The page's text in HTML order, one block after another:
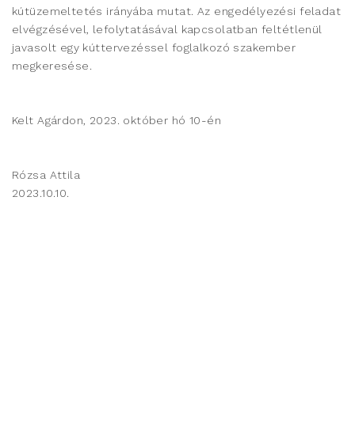
kútüzemeltetés irányába mutat. Az engedélyezési feladat
elvégzésével, lefolytatásával kapcsolatban feltétlenül
javasolt egy kúttervezéssel foglalkozó szakember
megkeresése.
Kelt Agárdon, 2023. október hó 10-én
Rózsa Attila
2023.10.10.